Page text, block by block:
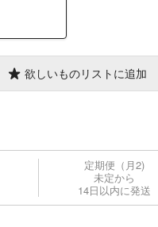
欲しいものリストに追加
定期便（月2)
未定から
14日以内に発送